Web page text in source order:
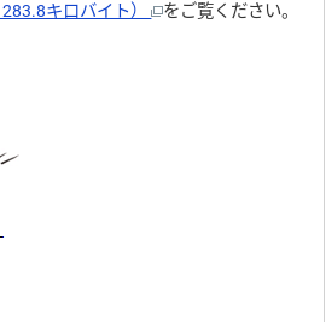
283.8キロバイト）
をご覧ください。